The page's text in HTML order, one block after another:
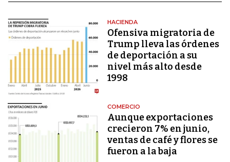
HACIENDA
Ofensiva migratoria de
Trump lleva las órdenes
de deportación a su
nivel más alto desde
1998
COMERCIO
Aunque exportaciones
crecieron 7% en junio,
ventas de café y flores se
fueron a la baja